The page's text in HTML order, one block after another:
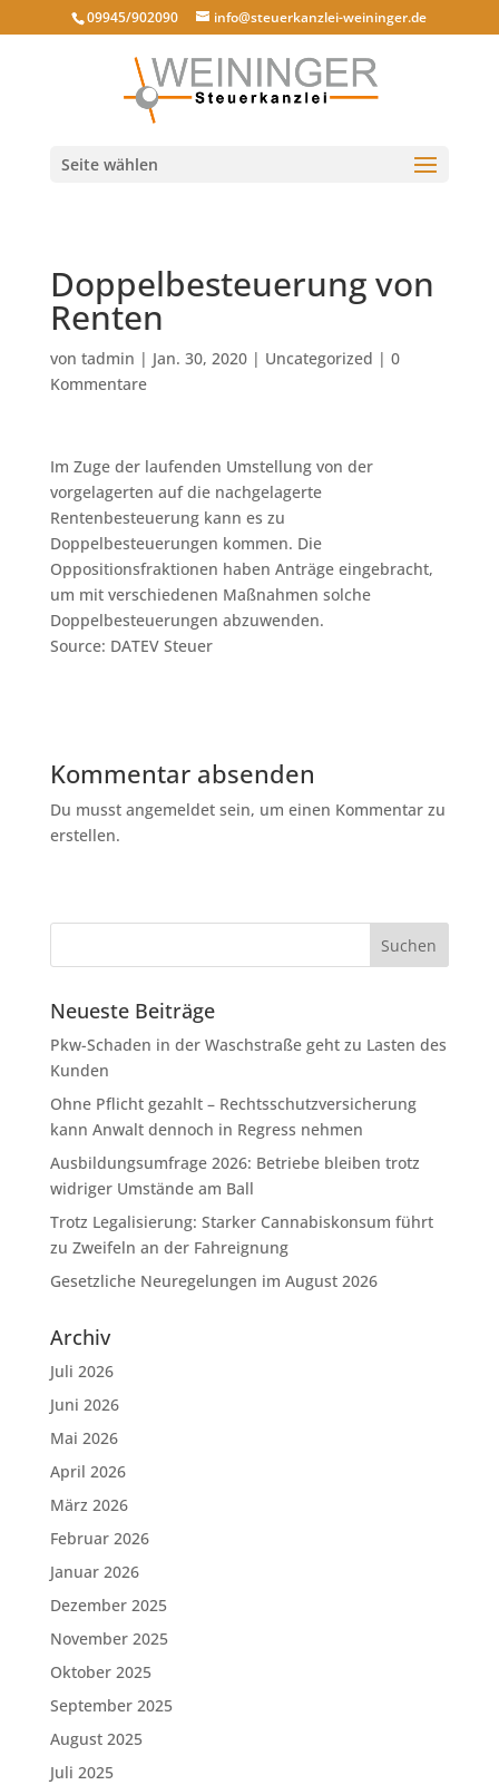
09945/902090 info@steuerkanzlei-weininger.de
Seite wählen
Doppelbesteuerung von
Renten
von tadmin | Jan. 30, 2020| Uncategorized | 0
Kommentare
Im Zuge der laufenden Umstellung von der
vorgelagerten auf die nachgelagerte
Rentenbesteuerung kann es zu
Doppelbesteuerungen kommen. Die
Oppositionsfraktionen haben Anträge eingebracht,
um mit verschiedenen Maßnahmen solche
Doppelbesteuerungen abzuwenden.
Source: DATEV Steuer
Kommentar absenden
Du musst angemeldet sein, um einen Kommentar zu
erstellen.
Neueste Beiträge
Pkw-Schaden in der Waschstraße geht zu Lasten des
Kunden
Ohne Pflicht gezahlt – Rechtsschutzversicherung
kann Anwalt dennoch in Regress nehmen
Ausbildungsumfrage 2026: Betriebe bleiben trotz
widriger Umstände am Ball
Trotz Legalisierung: Starker Cannabiskonsum führt
zu Zweifeln an der Fahreignung
Gesetzliche Neuregelungen im August 2026
Archiv
Juli 2026
Juni 2026
Mai 2026
April 2026
März 2026
Februar 2026
Januar 2026
Dezember 2025
November 2025
Oktober 2025
September 2025
August 2025
Juli 2025